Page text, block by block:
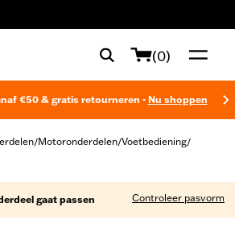
(0)
€50 & gratis retourneren - Nu shoppen
/Motoronderdelen/Voetbediening/
gaat passen Controleer pasvorm